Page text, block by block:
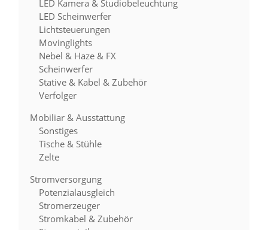
LED Kamera & Studiobeleuchtung
LED Scheinwerfer
Lichtsteuerungen
Movinglights
Nebel & Haze & FX
Scheinwerfer
Stative & Kabel & Zubehör
Verfolger
Mobiliar & Ausstattung
Sonstiges
Tische & Stühle
Zelte
Stromversorgung
Potenzialausgleich
Stromerzeuger
Stromkabel & Zubehör